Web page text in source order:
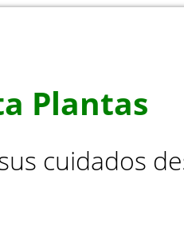
Plantas
cuidados